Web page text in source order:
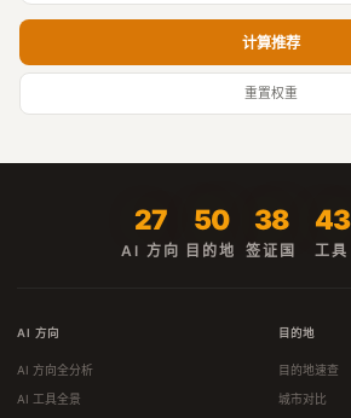
计算推荐
重置权重
27
AI 方向
50
目的地
38
签证国
43
工具
AI 方向
AI 方向全分析
AI 工具全景
目的地
目的地速查
城市对比